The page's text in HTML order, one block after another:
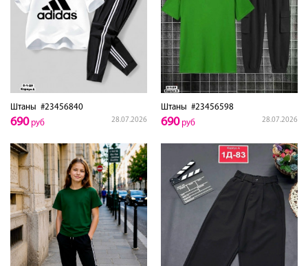
Штаны #23456840
28.07.2026
690руб
Штаны #23456598
28.07.2026
690руб